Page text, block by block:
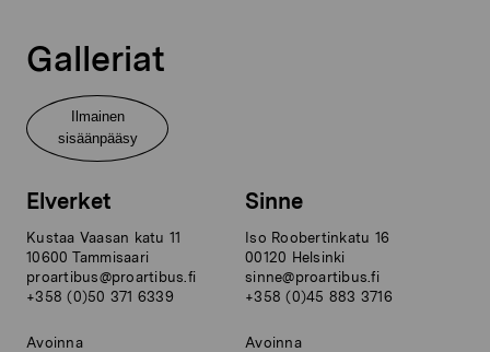
Galleriat
Ilmainen
sisäänpääsy
Elverket
Kustaa Vaasan katu 11
10600 Tammisaari
proartibus@proartibus.fi
+358 (0)50 371 6339
Avoinna
Sinne
Iso Roobertinkatu 16
00120 Helsinki
sinne@proartibus.fi
+358 (0)45 883 3716
Avoinna